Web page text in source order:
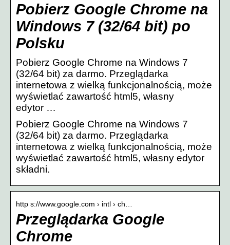
Pobierz Google Chrome na
Windows 7 (32/64 bit) po
Polsku
Pobierz Google Chrome na Windows 7
(32/64 bit) za darmo. Przeglądarka
internetowa z wielką funkcjonalnością, może
wyświetlać zawartość html5, własny
edytor …
Pobierz Google Chrome na Windows 7
(32/64 bit) za darmo. Przeglądarka
internetowa z wielką funkcjonalnością, może
wyświetlać zawartość html5, własny edytor
składni.
http s://www.google.com › intl › ch…
Przeglądarka Google
Chrome